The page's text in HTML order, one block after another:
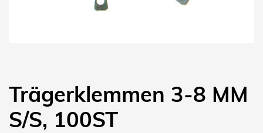
Trägerklemmen 3-8 MM
S/S, 100ST